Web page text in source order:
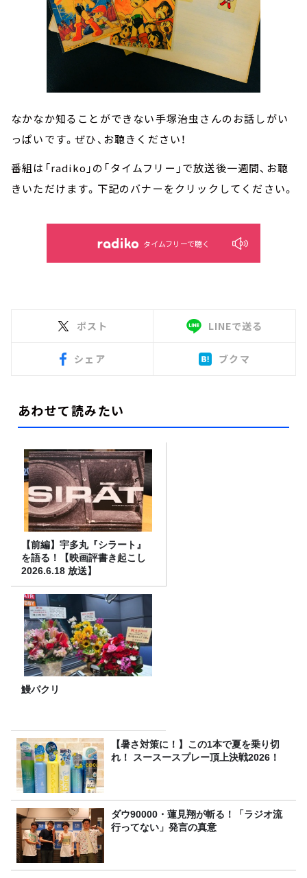
なかなか知ることができない手塚治虫さんのお話しがい
っぱいです。ぜひ、お聴きください！
番組は「radiko」の「タイムフリー」で放送後一週間、お聴
きいただけます。下記のバナーをクリックしてください。
タイムフリーで聴く
ポスト LINEで送る
シェア ブクマ
あわせて読みたい
【前編】宇多丸『シラート』
を語る！【映画評書き起こし
2026.6.18 放送】
鰻パクリ
【暑さ対策に！】この1本で夏を乗り切
れ！ スースースプレー頂上決戦2026！
ダウ90000・蓮見翔が斬る！「ラジオ流
行ってない」発言の真意